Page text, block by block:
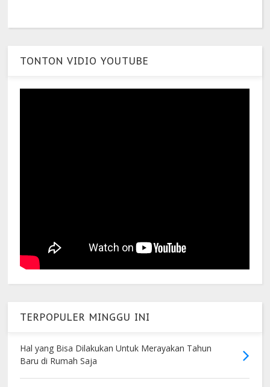
TONTON VIDIO YOUTUBE
TERPOPULER MINGGU INI
Hal yang Bisa Dilakukan Untuk Merayakan Tahun
Baru di Rumah Saja